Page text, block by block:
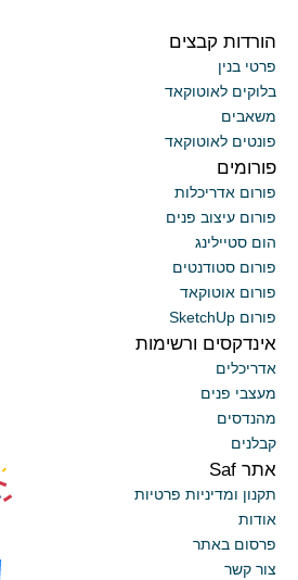
הורדות קבצים
פרטי בנין
בלוקים לאוטוקאד
משאבים
פונטים לאוטוקאד
פורומים
פורום אדריכלות
פורום עיצוב פנים
הום סטיילינג
פורום סטודנטים
פורום אוטוקאד
פורום SketchUp
אינדקסים ורשימות
אדריכלים
מעצבי פנים
מהנדסים
קבלנים
אתר Saf
תקנון ומדיניות פרטיות
אודות
פרסום באתר
צור קשר